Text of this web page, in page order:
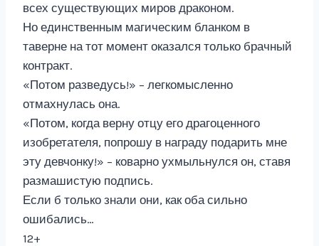
всех существующих миров драконом.
Но единственным магическим бланком в
таверне на тот момент оказался только брачный
контракт.
«Потом разведусь!» – легкомысленно
отмахнулась она.
«Потом, когда верну отцу его драгоценного
изобретателя, попрошу в награду подарить мне
эту девчонку!» – коварно ухмыльнулся он, ставя
размашистую подпись.
Если б только знали они, как оба сильно
ошибались…
12+